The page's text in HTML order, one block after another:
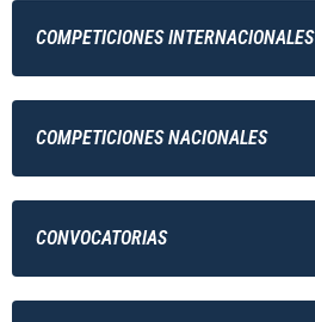
COMPETICIONES INTERNACIONALES
COMPETICIONES NACIONALES
CONVOCATORIAS